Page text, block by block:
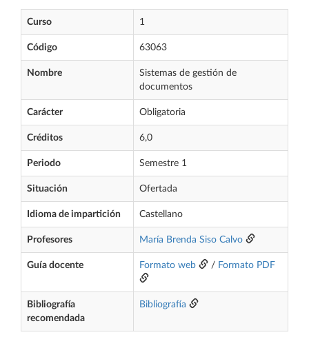
Curso 1
Código 63063
Nombre
Sistemas de gestión de
documentos
Carácter Obligatoria
Créditos 6,0
Periodo Semestre 1
Situación Ofertada
Idioma de impartición Castellano
Profesores María Brenda Siso Calvo
Guía docente Formato web / Formato PDF
Bibliografía
recomendada
Bibliografía